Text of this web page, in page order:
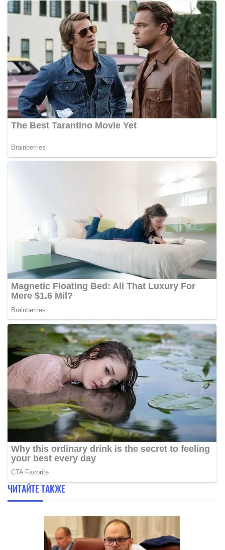
ЧИТАЙТЕ ТАКЖЕ